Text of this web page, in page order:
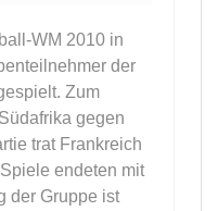
WM 2010 in
der
Zum
gegen
trat Frankreich
endeten mit
der Gruppe ist